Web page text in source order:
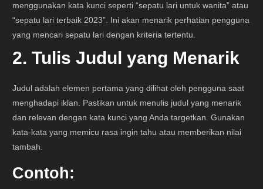
menggunakan kata kunci seperti “sepatu lari untuk wanita” atau
“sepatu lari terbaik 2023”. Ini akan menarik perhatian pengguna
yang mencari sepatu lari dengan kriteria tertentu.
2. Tulis Judul yang Menarik
Judul adalah elemen pertama yang dilihat oleh pengguna saat
menghadapi iklan. Pastikan untuk menulis judul yang menarik
dan relevan dengan kata kunci yang Anda targetkan. Gunakan
kata-kata yang memicu rasa ingin tahu atau memberikan nilai
tambah.
Contoh: